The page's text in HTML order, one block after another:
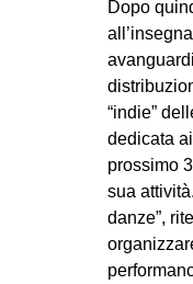
Dopo
“indie”
dedicata
prossimo
sua
danze”,